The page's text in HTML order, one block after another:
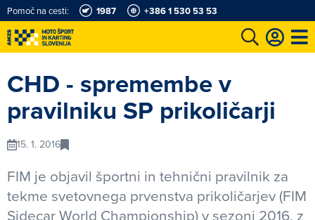
Pomoč na cesti: 1987 +386 1 530 53 53
CHD - spremembe v
pravilniku SP prikoličarji
15. 1. 2016
FIM je objavil športni in tehnični pravilnik za
tekme svetovnega prvenstva prikoličarjev (FIM
Sidecar World Championship) v sezoni 2016, z